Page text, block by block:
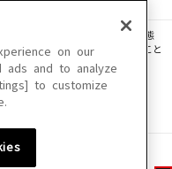
真・動画・音声等を、手段や形態
製、転載、ファイル化などすること
ない場合があります。
る場合があります。
on our
ads and to analyze
to customize